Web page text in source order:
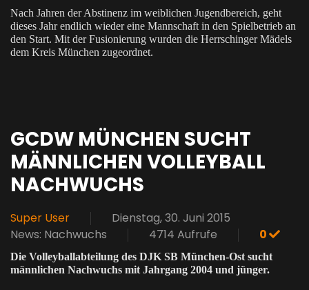
Nach Jahren der Abstinenz im weiblichen Jugendbereich, geht
dieses Jahr endlich wieder eine Mannschaft in den Spielbetrieb an
den Start. Mit der Fusionierung wurden die Herrschinger Mädels
dem Kreis München zugeordnet.
GCDW MÜNCHEN SUCHT
MÄNNLICHEN VOLLEYBALL
NACHWUCHS
Super User
Dienstag, 30. Juni 2015
News: Nachwuchs
4714 Aufrufe 0
Die Volleyballabteilung des DJK SB München-Ost sucht
männlichen Nachwuchs mit Jahrgang 2004 und jünger.